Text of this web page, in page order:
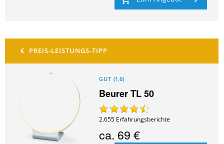
GUT (1,6)
Beurer TL 50
2.655 Erfahrungsberichte
ca. 69 €